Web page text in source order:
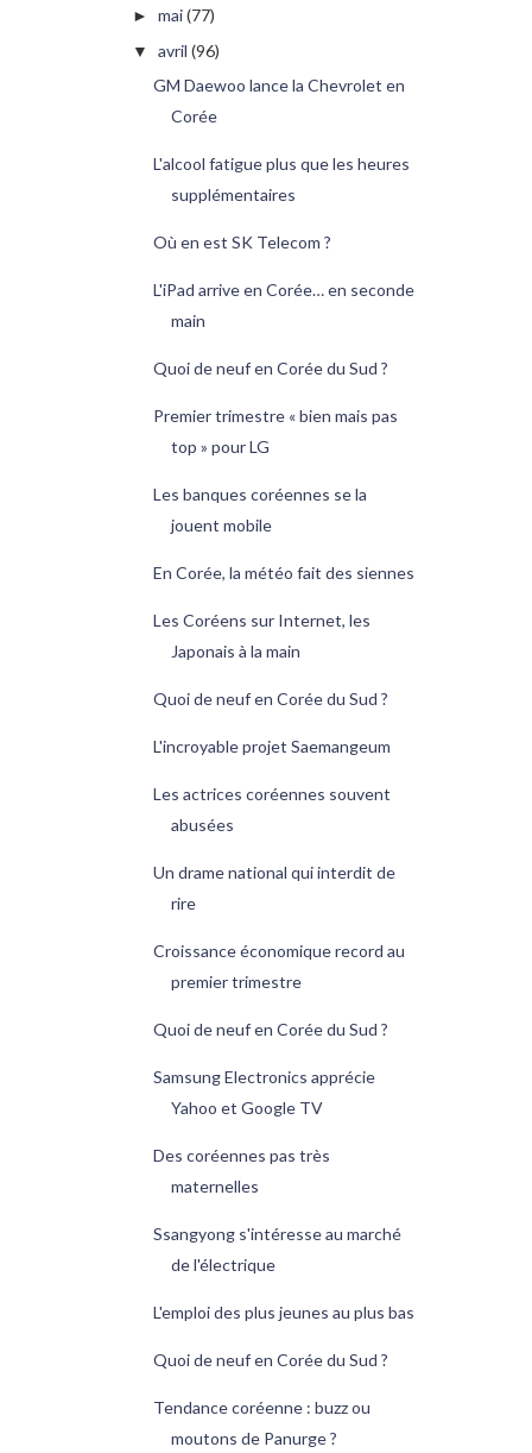
► mai(77)
▼ avril (96)
GM Daewoo lance la Chevrolet en
Corée
L'alcool fatigue plus que les heures
supplémentaires
Où en est SK Telecom ?
L'iPad arrive en Corée… en seconde
main
Quoi de neuf en Corée du Sud ?
Premier trimestre « bien mais pas
top » pour LG
Les banques coréennes se la
jouent mobile
En Corée, la météo fait des siennes
Les Coréens sur Internet, les
Japonais à la main
Quoi de neuf en Corée du Sud ?
L'incroyable projet Saemangeum
Les actrices coréennes souvent
abusées
Un drame national qui interdit de
rire
Croissance économique record au
premier trimestre
Quoi de neuf en Corée du Sud ?
Samsung Electronics apprécie
Yahoo et Google TV
Des coréennes pas très
maternelles
Ssangyong s'intéresse au marché
de l'électrique
L'emploi des plus jeunes au plus bas
Quoi de neuf en Corée du Sud ?
Tendance coréenne : buzz ou
moutons de Panurge ?